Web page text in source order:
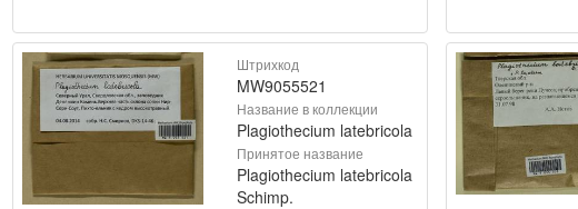
Штрихкод
MW9055521
Название в коллекции
Plagiothecium latebricola
Принятое название
Plagiothecium latebricola
Schimp.